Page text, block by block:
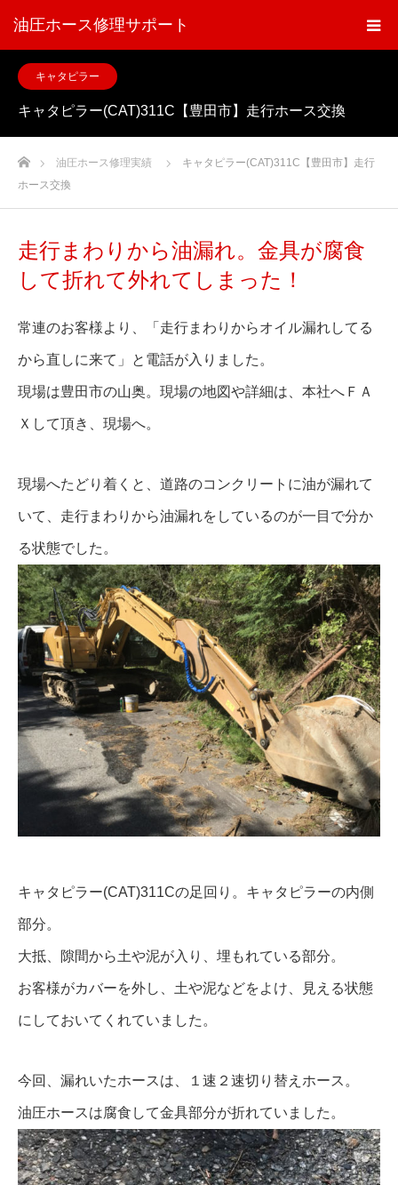
油圧ホース修理サポート
キャタピラー
キャタピラー(CAT)311C【豊田市】走行ホース交換
ホーム油圧ホース修理実績
キャタピラー(CAT)311C【豊田市】走行
ホース交換
走行まわりから油漏れ。金具が腐食
して折れて外れてしまった！
常連のお客様より、「走行まわりからオイル漏れしてる
から直しに来て」と電話が入りました。
現場は豊田市の山奥。現場の地図や詳細は、本社へＦＡ
Ｘして頂き、現場へ。
現場へたどり着くと、道路のコンクリートに油が漏れて
いて、走行まわりから油漏れをしているのが一目で分か
る状態でした。
キャタピラー(CAT)311Cの足回り。キャタピラーの内側
部分。
大抵、隙間から土や泥が入り、埋もれている部分。
お客様がカバーを外し、土や泥などをよけ、見える状態
にしておいてくれていました。
今回、漏れいたホースは、１速２速切り替えホース。
油圧ホースは腐食して金具部分が折れていました。